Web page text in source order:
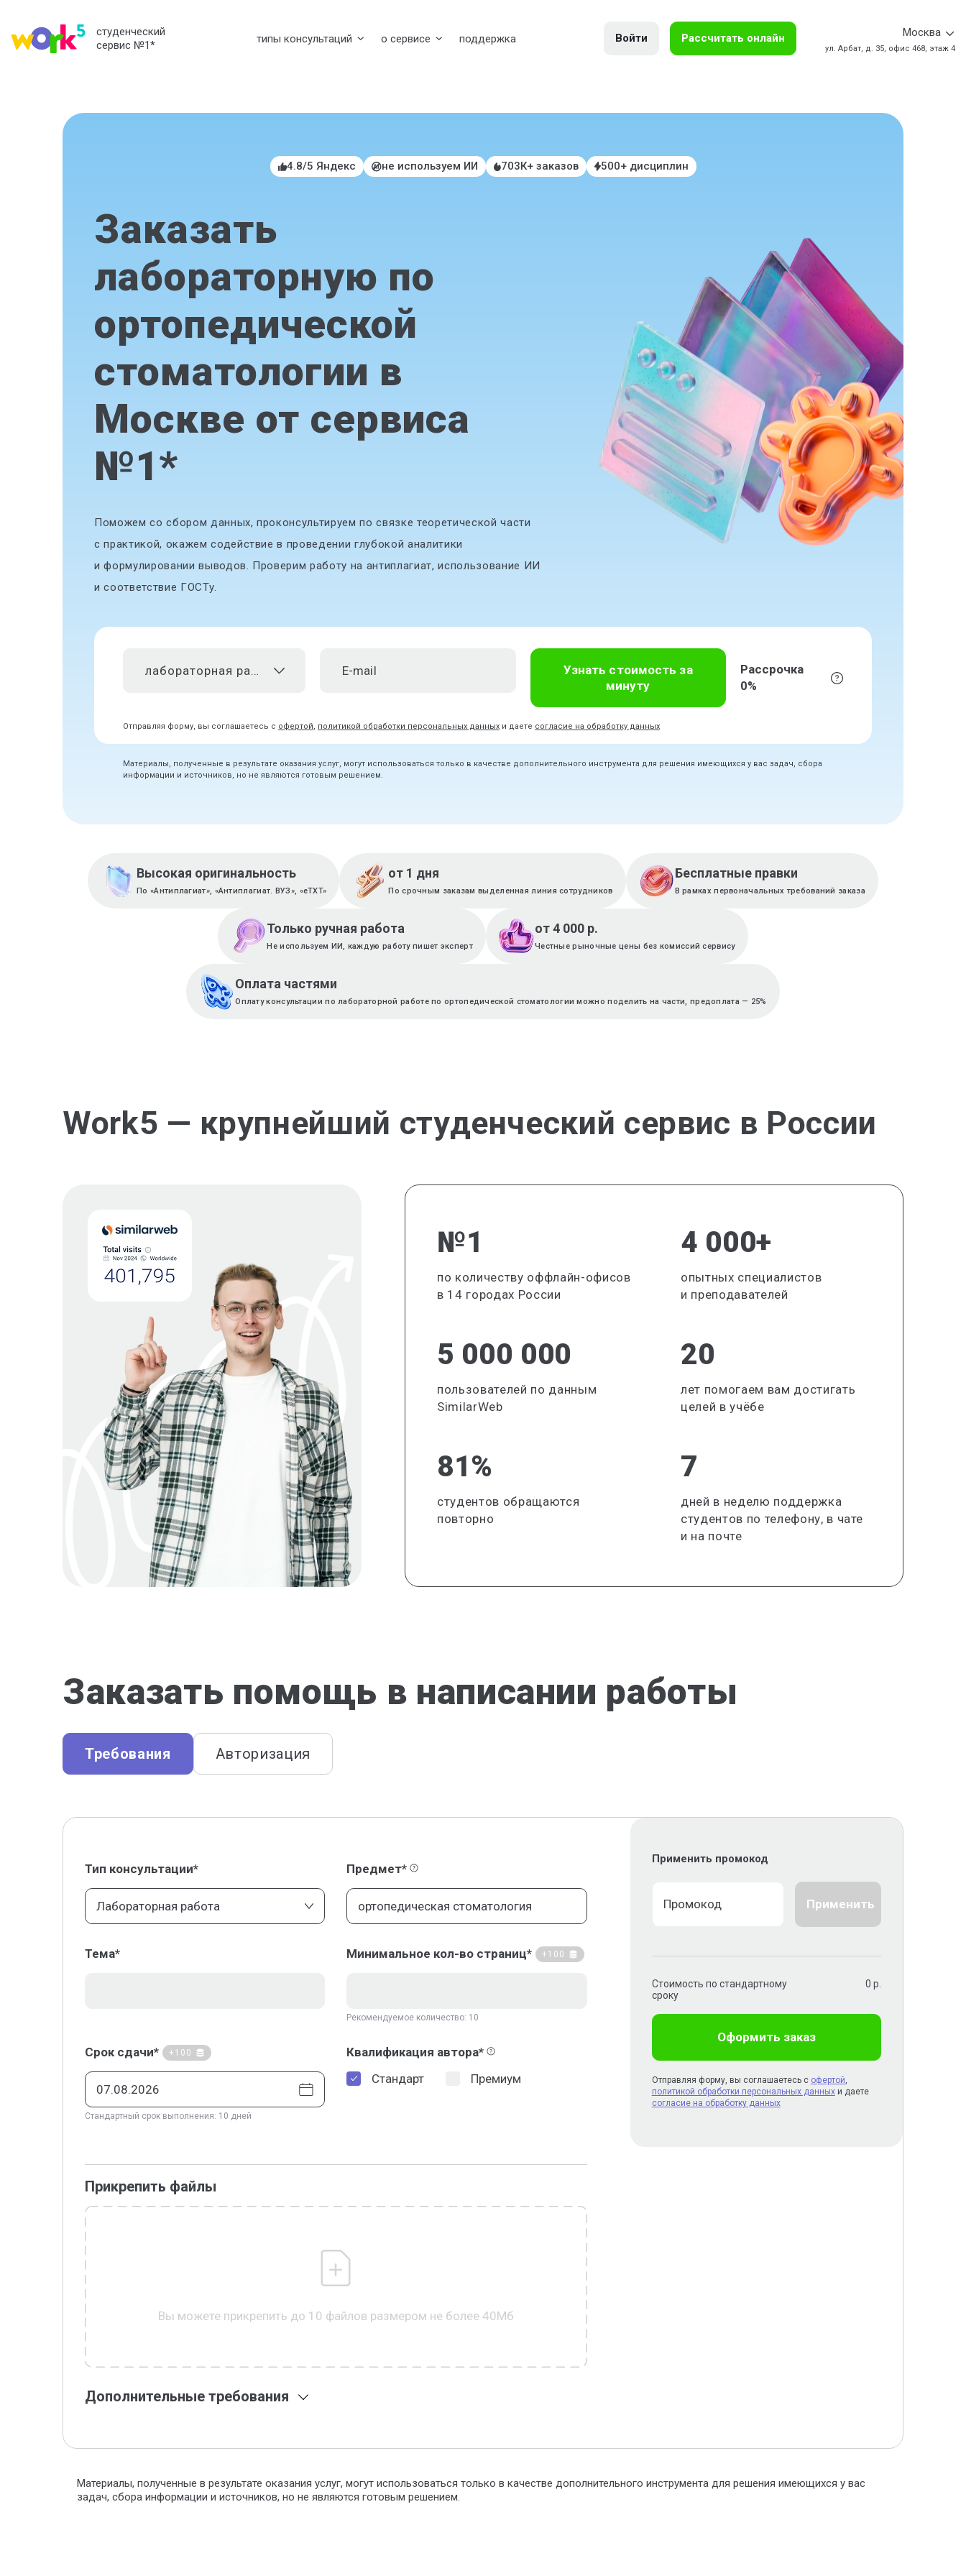
студенческий
сервис №1* типы консультаций о сервисе поддержка Войти Рассчитать онлайн Москва
ул. Арбат, д. 35, офис 468, этаж 4
4.8/5 Яндекс не используем ИИ 703К+ заказов 500+ дисциплин
Заказать
лабораторную по
ортопедической
стоматологии в
Москве от сервиса
№1*
Поможем со сбором данных, проконсультируем по связке теоретической части
с практикой, окажем содействие в проведении глубокой аналитики
и формулировании выводов. Проверим работу на антиплагиат, использование ИИ
и соответствие ГОСТу.
лабораторная работа
Узнать стоимость за
минуту
Рассрочка
0%
Отправляя форму, вы соглашаетесь с офертой, политикой обработки персональных данных и даете согласие на обработку данных
Материалы, полученные в результате оказания услуг, могут использоваться только в качестве дополнительного инструмента для решения имеющихся у вас задач, сбора
информации и источников, но не являются готовым решением.
Высокая оригинальность
По «Антиплагиат», «Антиплагиат. ВУЗ», «eTXT»
от 1 дня
По срочным заказам выделенная линия сотрудников
Бесплатные правки
В рамках первоначальных требований заказа
Только ручная работа
Не используем ИИ, каждую работу пишет эксперт
от 4 000 р.
Честные рыночные цены без комиссий сервису
Оплата частями
Оплату консультации по лабораторной работе по ортопедической стоматологии можно поделить на части, предоплата — 25%
Work5 — крупнейший студенческий сервис в России
№1
по количеству оффлайн-офисов
в 14 городах России
4 000+
опытных специалистов
и преподавателей
5 000 000
пользователей по данным
SimilarWeb
20
лет помогаем вам достигать
целей в учёбе
81%
студентов обращаются
повторно
7
дней в неделю поддержка
студентов по телефону, в чате
и на почте
Заказать помощь в написании работы
Требования Авторизация
Тип консультации*
Лабораторная работа
Предмет*
Тема* Минимальное кол-во страниц* +100
Рекомендуемое количество: 10
Срок сдачи* +100
Стандартный срок выполнения: 10 дней
Квалификация автора*
Стандарт
Премиум
Прикрепить файлы
Вы можете прикрепить до 10 файлов размером не более 40Мб
Дополнительные требования
Применить промокод
Применить
Стоимость по стандартному
сроку
0 р.
Оформить заказ
Отправляя форму, вы соглашаетесь с офертой,
политикой обработки персональных данныхи даете
согласие на обработку данных
Материалы, полученные в результате оказания услуг, могут использоваться только в качестве дополнительного инструмента для решения имеющихся у вас
задач, сбора информации и источников, но не являются готовым решением.